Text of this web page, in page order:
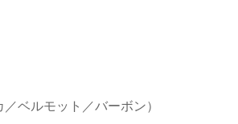
ベルモット／バーボン）